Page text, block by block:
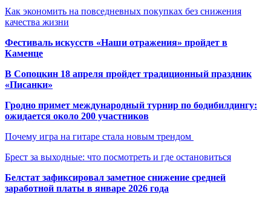
Как экономить на повседневных покупках без снижения
качества жизни
Фестиваль искусств «Наши отражения» пройдет в
Каменце
В Сопоцкин 18 апреля пройдет традиционный праздник
«Писанки»
Гродно примет международный турнир по бодибилдингу:
ожидается около 200 участников
Почему игра на гитаре стала новым трендом
Брест за выходные: что посмотреть и где остановиться
Белстат зафиксировал заметное снижение средней
заработной платы в январе 2026 года